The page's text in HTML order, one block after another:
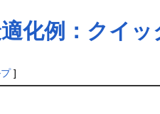
化例：クイッ
]